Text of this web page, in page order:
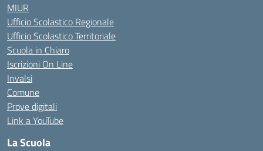
MIUR
Ufficio Scolastico Regionale
Ufficio Scolastico Territoriale
Scuola in Chiaro
Iscrizioni On Line
Invalsi
Comune
Prove digitali
Link a YouTube
La Scuola